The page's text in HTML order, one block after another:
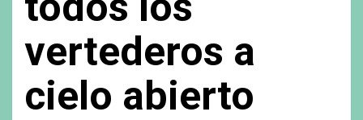
vertederos a
cielo abierto